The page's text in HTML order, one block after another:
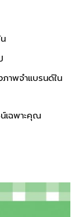
ภาพจำแบรนด์ใน
เฉพาะคุณ